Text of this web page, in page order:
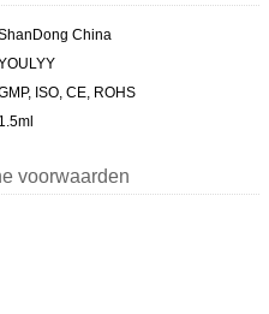
China
ISO, CE, ROHS
1.5ml
voorwaarden